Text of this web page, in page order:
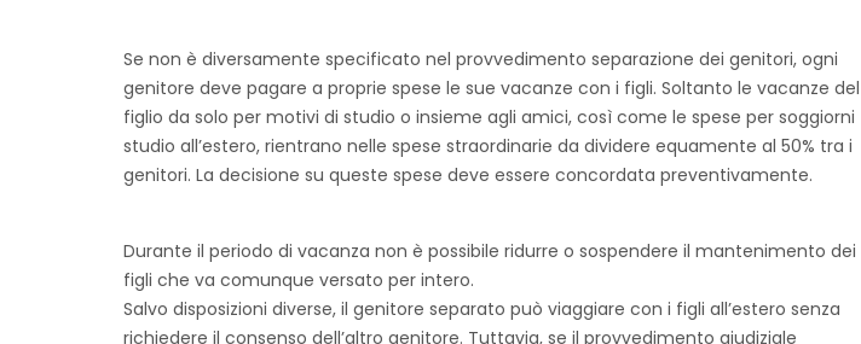
Se non è diversamente specificato nel provvedimento separazione dei genitori, ogni
genitore deve pagare a proprie spese le sue vacanze con i figli. Soltanto le vacanze del
figlio da solo per motivi di studio o insieme agli amici, così come le spese per soggiorni
studio all’estero, rientrano nelle spese straordinarie da dividere equamente al 50% tra i
genitori. La decisione su queste spese deve essere concordata preventivamente.
Durante il periodo di vacanza non è possibile ridurre o sospendere il mantenimento dei
figli che va comunque versato per intero.
Salvo disposizioni diverse, il genitore separato può viaggiare con i figli all’estero senza
richiedere il consenso dell’altro genitore. Tuttavia, se il provvedimento giudiziale